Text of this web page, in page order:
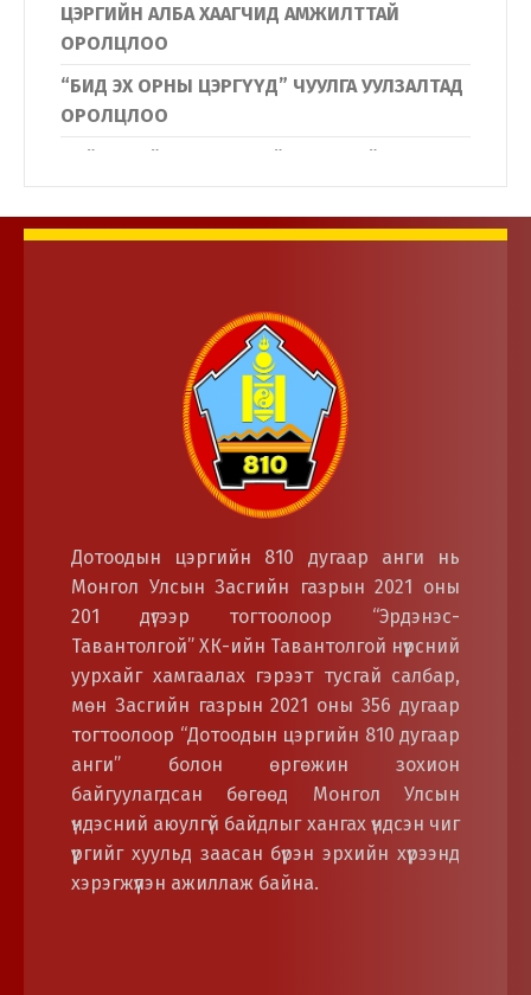
ЦЭРГИЙН АЛБА ХААГЧИД АМЖИЛТТАЙ
ОРОЛЦЛОО
“БИД ЭХ ОРНЫ ЦЭРГҮҮД” ЧУУЛГА УУЛЗАЛТАД
ОРОЛЦЛОО
Нийслэлийн Дүүргүүдийн Иргэдийн
Дотоодын цэргийн байгууллагын үйл
ажиллагаатай танилцлаа.
Дотоодын цэргийн 810 дугаар анги нь
Монгол Улсын Засгийн газрын 2021 оны
201 дүгээр тогтоолоор “Эрдэнэс-
Тавантолгой” ХК-ийн Тавантолгой нүүрсний
уурхайг хамгаалах гэрээт тусгай салбар,
мөн Засгийн газрын 2021 оны 356 дугаар
тогтоолоор “Дотоодын цэргийн 810 дугаар
анги” болон өргөжин зохион
байгуулагдсан бөгөөд Монгол Улсын
үндэсний аюулгүй байдлыг хангах үндсэн чиг
үүргийг хуульд заасан бүрэн эрхийн хүрээнд
хэрэгжүүлэн ажиллаж байна.